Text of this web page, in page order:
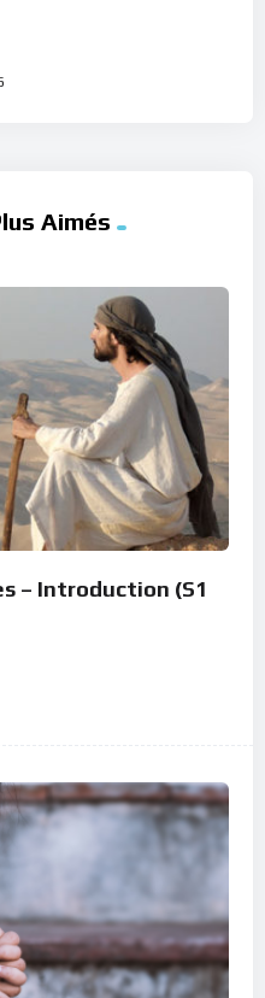
Aimés
– Introduction (S1